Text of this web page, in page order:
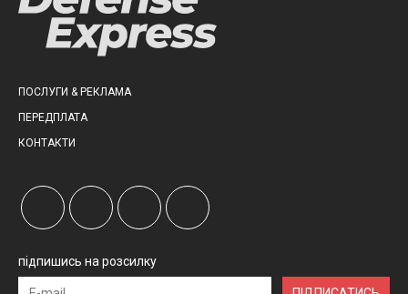
ПОСЛУГИ & РЕКЛАМА
ПЕРЕДПЛАТА
КОНТАКТИ
підпишись на розсилку